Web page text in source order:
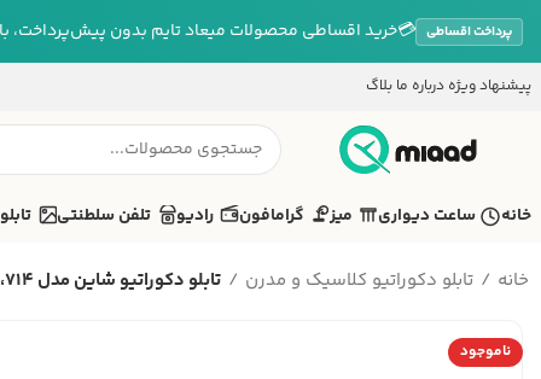
پرداخت اقساطی 💳خرید اقساطی محصولات میعاد تایم بدون پیش‌پرداخت،
پیشنهاد ویژه درباره ما بلاگ
خانه ساعت دیواری میز گرامافون رادیو تلفن سلطنتی تابلو
خانه تابلو دکوراتیو کلاسیک و مدرن تابلو دکوراتیو شاین مدل 714، ج...
ناموجود